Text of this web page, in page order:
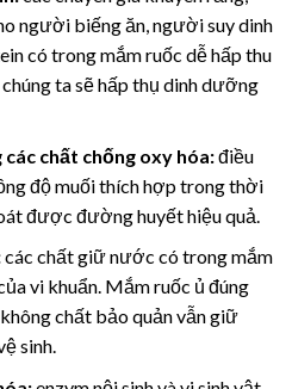
người biếng ăn, người suy dinh
có trong mắm ruốc dễ hấp thu
ta sẽ hấp thụ dinh dưỡng
chất chống oxy hóa:điều
độ muối thích hợp trong thời
được đường huyết hiệu quả.
các chất giữ nước có trong mắm
vi khuẩn. Mắm ruốc ủ đúng
chất bảo quản vẫn giữ
sinh.